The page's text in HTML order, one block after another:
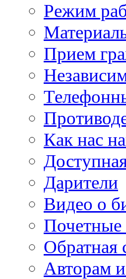
Режим
Прием
Как нас
Дарители
Видео о
Почетные
Обратная
Авторам